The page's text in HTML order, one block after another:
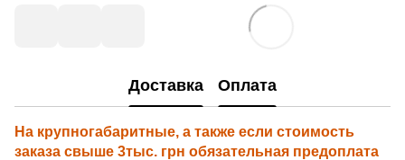
Доставка Оплата
На крупногабаритные, а также если стоимость
заказа свыше 3тыс. грн обязательная предоплата